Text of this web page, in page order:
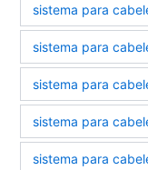
sistema para
sistema para
sistema para
sistema para
sistema para